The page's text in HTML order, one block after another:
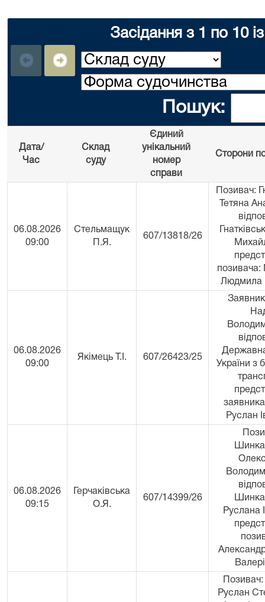
Засідання з 1 по 10
Пошук:
Дата/
Час
Склад
суду
Єдиний
унікальний
номер
справи
Сторони
06.08.2026
09:00
Стельмащук
П.Я.
607/13818/26
Позивач:
Тетяна
Людмила
06.08.2026
09:00
Якімець Т.І. 607/26423/25
України з
Руслан
06.08.2026
09:15
Герчаківська
О.Я.
607/14399/26
Руслана
Руслан